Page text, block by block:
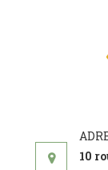
10